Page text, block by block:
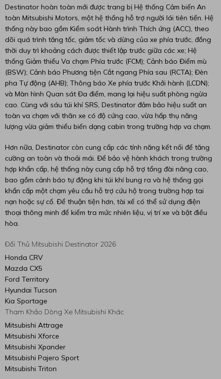
Destinator hoàn toàn mới được trang bị Hệ thống Cảm biến An
toàn Mitsubishi Motors, một hệ thống hỗ trợ người lái tiên tiến. Hệ
thống này bao gồm Kiểm soát Hành trình Thích ứng (ACC), theo
dõi quá trình tăng tốc, giảm tốc và dừng của xe phía trước, đồng
thời duy trì khoảng cách được thiết lập trước giữa các xe; Hệ
thống Giảm thiểu Va chạm Phía trước (FCM); Cảnh báo Điểm mù
(BSW); Cảnh báo Phương tiện Cắt ngang Phía sau (RCTA); Đèn
pha Tự động (AHB); Thông báo Xe phía trước Khởi hành (LCDN);
và Màn hình Quan sát Đa điểm, mang lại hiệu suất phòng ngừa
cao. Cùng với sáu túi khí SRS, Destinator đảm bảo hiệu suất an
toàn va chạm với thân xe có độ cứng cao, vừa hấp thụ năng
lượng vừa giảm thiểu biến dạng cabin trong trường hợp va chạm.
Hơn nữa, Destinator còn cung cấp các tính năng kết nối để tăng
cường an toàn và thoải mái. Để bảo vệ hành khách trong trường
hợp khẩn cấp, hệ thống này cung cấp hỗ trợ tổng đài nâng cao,
bao gồm cảnh báo tự động khi túi khí bung ra và hệ thống gọi
khẩn cấp một chạm yêu cầu hỗ trợ cứu hộ trong trường hợp tai
nạn hoặc sự cố. Để thuận tiện hơn, tài xế có thể sử dụng điện
thoại thông minh để kiểm tra mức nhiên liệu, vị trí xe và bật điều
hòa.
Đối Thủ Mitsubishi Destinator 2026
Honda CRV
Mazda CX5
Ford Territory
Hyundai Tucson
Kia Sportage
Tham Khảo Dòng Xe Mitsubishi Khác
Mitsubishi Attrage
Mitsubishi Xforce
Mitsubishi Xpander
Mitsubishi Pajero Sport
Mitsubishi Triton